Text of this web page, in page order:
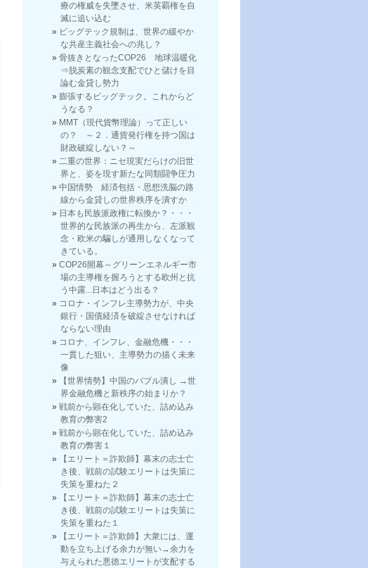
療の権威を失墜させ、米英覇権を自
滅に追い込む
ビッグテック規制は、世界の緩やか
な共産主義社会への兆し？
骨抜きとなったCOP26 地球温暖化
⇒脱炭素の観念支配でひと儲けを目
論む金貸し勢力
膨張するビッグテック。これからど
うなる？
MMT（現代貨幣理論）って正しい
の？ ～２．通貨発行権を持つ国は
財政破綻しない？～
二重の世界：ニセ現実だらけの旧世
界と、姿を現す新たな同類闘争圧力
中国情勢 経済包括・思想洗脳の路
線から金貸しの世界秩序を潰すか
日本も民族派政権に転換か？・・・
世界的な民族派の再生から、左派観
念・欧米の騙しが通用しなくなって
きている。
COP26開幕～グリーンエネルギー市
場の主導権を握ろうとする欧州と抗
う中露...日本はどう出る？
コロナ・インフレ主導勢力が、中央
銀行・国債経済を破綻させなければ
ならない理由
コロナ、インフレ、金融危機・・・
一貫した狙い、主導勢力の描く未来
像
【世界情勢】中国のバブル潰し →世
界金融危機と新秩序の始まりか？
戦前から顕在化していた、詰め込み
教育の弊害2
戦前から顕在化していた、詰め込み
教育の弊害１
【エリート＝詐欺師】幕末の志士亡
き後、戦前の試験エリートは失策に
失策を重ねた２
【エリート＝詐欺師】幕末の志士亡
き後、戦前の試験エリートは失策に
失策を重ねた１
【エリート＝詐欺師】大衆には、運
動を立ち上げる余力が無い→余力を
与えられた悪徳エリートが支配する